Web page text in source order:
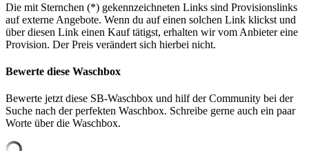
Die mit Sternchen (*) gekennzeichneten Links sind Provisionslinks
auf externe Angebote. Wenn du auf einen solchen Link klickst und
über diesen Link einen Kauf tätigst, erhalten wir vom Anbieter eine
Provision. Der Preis verändert sich hierbei nicht.
Bewerte diese Waschbox
Bewerte jetzt diese SB-Waschbox und hilf der Community bei der
Suche nach der perfekten Waschbox. Schreibe gerne auch ein paar
Worte über die Waschbox.